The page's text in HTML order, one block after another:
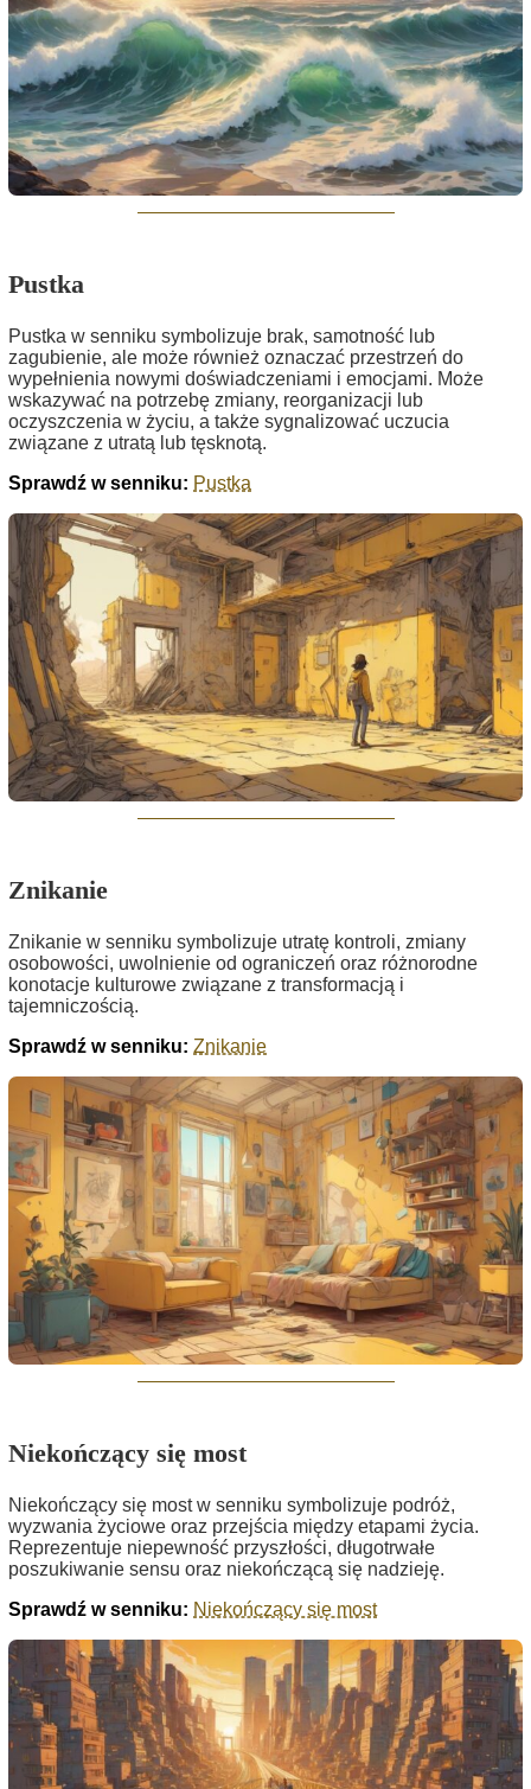
Pustka
Pustka w senniku symbolizuje brak, samotność lub
zagubienie, ale może również oznaczać przestrzeń do
wypełnienia nowymi doświadczeniami i emocjami. Może
wskazywać na potrzebę zmiany, reorganizacji lub
oczyszczenia w życiu, a także sygnalizować uczucia
związane z utratą lub tęsknotą.
Sprawdź w senniku: Pustka
Znikanie
Znikanie w senniku symbolizuje utratę kontroli, zmiany
osobowości, uwolnienie od ograniczeń oraz różnorodne
konotacje kulturowe związane z transformacją i
tajemniczością.
Sprawdź w senniku: Znikanie
Niekończący się most
Niekończący się most w senniku symbolizuje podróż,
wyzwania życiowe oraz przejścia między etapami życia.
Reprezentuje niepewność przyszłości, długotrwałe
poszukiwanie sensu oraz niekończącą się nadzieję.
Sprawdź w senniku: Niekończący się most